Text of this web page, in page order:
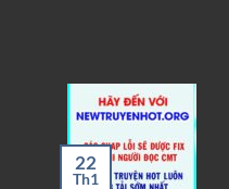
22
Th1